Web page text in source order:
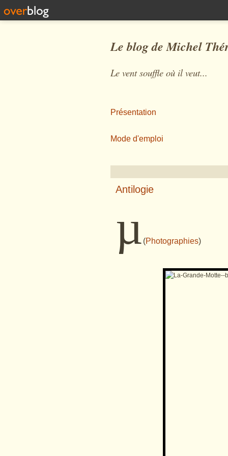
Le blog de Michel
Le vent souffle où il veut...
Présentation
Mode d'emploi
Antilogie
µ (Photographies)